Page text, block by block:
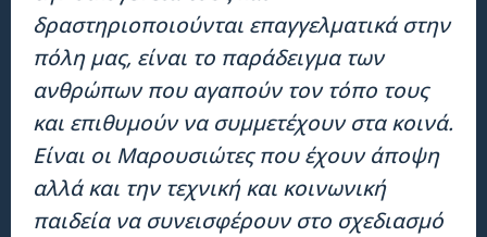
δραστηριοποιούνται επαγγελματικά στην
πόλη μας, είναι το παράδειγμα των
ανθρώπων που αγαπούν τον τόπο τους
και επιθυμούν να συμμετέχουν στα κοινά.
Είναι οι Μαρουσιώτες που έχουν άποψη
αλλά και την τεχνική και κοινωνική
παιδεία να συνεισφέρουν στο σχεδιασμό